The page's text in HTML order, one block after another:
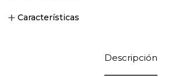
Características
Descripción